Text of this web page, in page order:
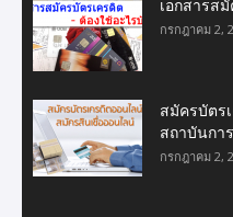
เอกสารส
กรกฎาคม 2,
สมัครบัตร
สถาบันกา
กรกฎาคม 2,